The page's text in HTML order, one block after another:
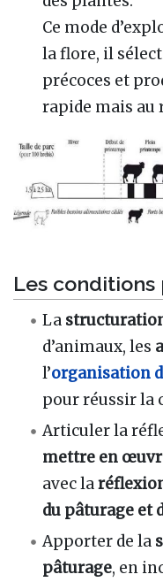
Ce mode
la flore, il
précoces et
rapide mais au
Les conditions
La
d’animaux, les
l’organisation
pour réussir la
Articuler la
mettre en
avec la
du pâturage et
Apporter de la
pâturage, en